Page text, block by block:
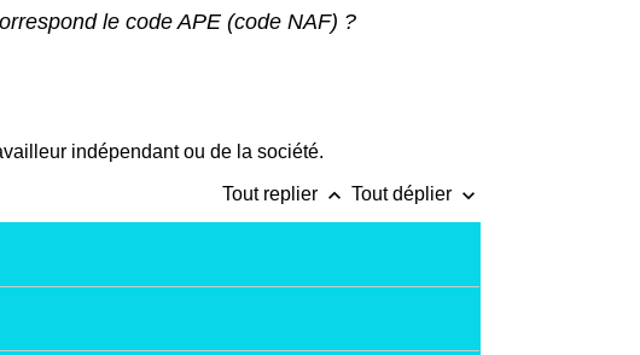
le code APE (code NAF) ?
indépendant ou de la société.
Tout replier keyboard_arrow_up Tout déplier keyboard_arrow_down